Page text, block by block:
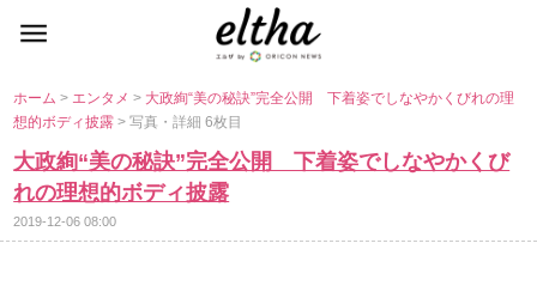
ホーム> エンタメ> 大政絢“美の秘訣”完全公開 下着姿でしなやかくびれの理
想的ボディ披露> 写真・詳細 6枚目
大政絢“美の秘訣”完全公開 下着姿でしなやかくび
れの理想的ボディ披露
2019-12-06 08:00